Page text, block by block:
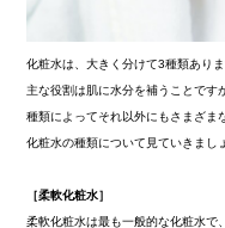
化粧水は、大きく分けて3種類ありま
主な役割は肌に水分を補うことです
種類によってそれ以外にもさまざま
化粧水の種類について見ていきまし
［柔軟化粧水］
柔軟化粧水は最も一般的な化粧水で、